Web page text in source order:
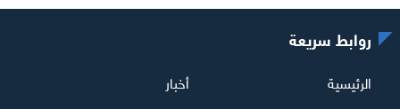
روابط سريعة
الرئيسية أخبار